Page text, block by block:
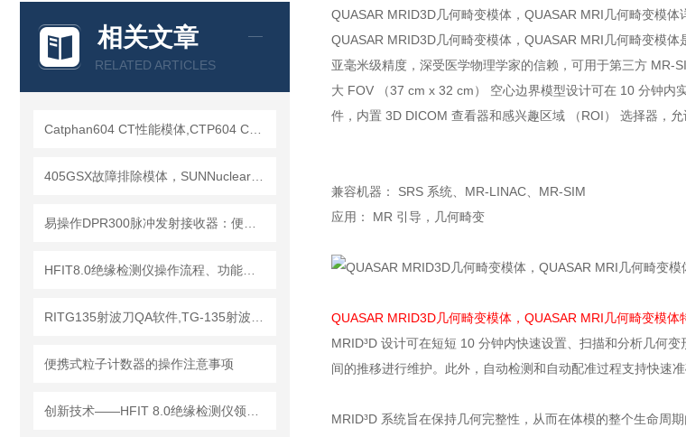
相关文章
RELATED ARTICLES
便携式粒子计数器的操作注意事项
QUASAR MRID3D几何畸变模体，QUASAR MRI几何畸变模体
QUASAR MRID3D几何畸变模体，QUASAR MRI几何畸变模
亚毫米级精度，深受医学物理学家的信赖，可用于第三方 MR-
大 FOV （37 cm x 32 cm） 空心边界模型设计可在 10 分钟内
件，内置 3D DICOM 查看器和感兴趣区域 （ROI） 选择器，允
兼容机器： SRS 系统、MR-LINAC、MR-SIM
应用： MR 引导，几何畸变
QUASAR MRID3D几何畸变模体，QUASAR MRI几何畸变模体
MRID³D 设计可在短短 10 分钟内快速设置、扫描和分析几何
间的推移进行维护。此外，自动检测和自动配准过程支持快速准
MRID³D 系统旨在保持几何完整性，从而在体模的整个生命周